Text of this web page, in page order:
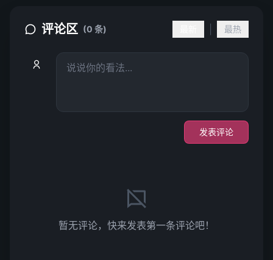
评论区 (0 条) 最热
发表评论
暂无评论，快来发表第一条评论吧！